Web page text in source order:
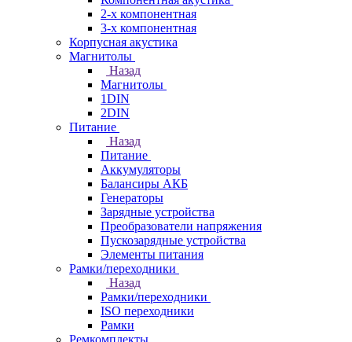
2-х компонентная
3-х компонентная
Корпусная акустика
Магнитолы
Назад
Магнитолы
1DIN
2DIN
Питание
Назад
Питание
Аккумуляторы
Балансиры АКБ
Генераторы
Зарядные устройства
Преобразователи напряжения
Пускозарядные устройства
Элементы питания
Рамки/переходники
Назад
Рамки/переходники
ISO переходники
Рамки
Ремкомплекты